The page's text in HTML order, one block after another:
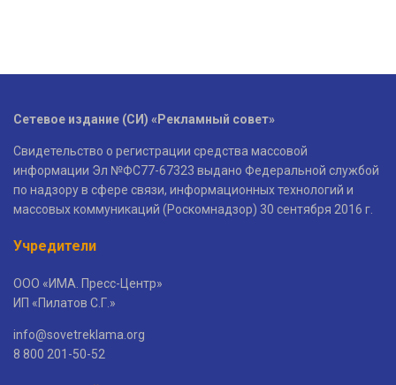
Сетевое издание (СИ) «Рекламный совет»
Свидетельство о регистрации средства массовой
информации Эл №ФС77-67323 выдано Федеральной службой
по надзору в сфере связи, информационных технологий и
массовых коммуникаций (Роскомнадзор) 30 сентября 2016 г.
Учредители
ООО «ИМА. Пресс-Центр»
ИП «Пилатов С.Г.»
info@sovetreklama.org
8 800 201-50-52